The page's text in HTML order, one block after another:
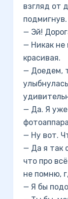
взгляд от
подмигнув.
— Эй!
— Никак не
красивая.
— Доедем,
— Да. Я уже
— Ну вот.
— Да я так
что про
не помню,
— Я бы